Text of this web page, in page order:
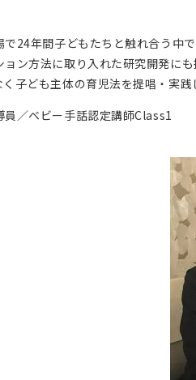
24年間子どもたちと触れ合う
ン方法に取り入れた研究開発に
子ども主体の育児法を提唱・実践
／ベビー手話認定講師Class1